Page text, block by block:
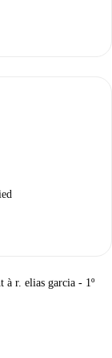
à r. elias garcia - 1º